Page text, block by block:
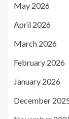
May 2026
April 2026
March 2026
February 2026
January 2026
December